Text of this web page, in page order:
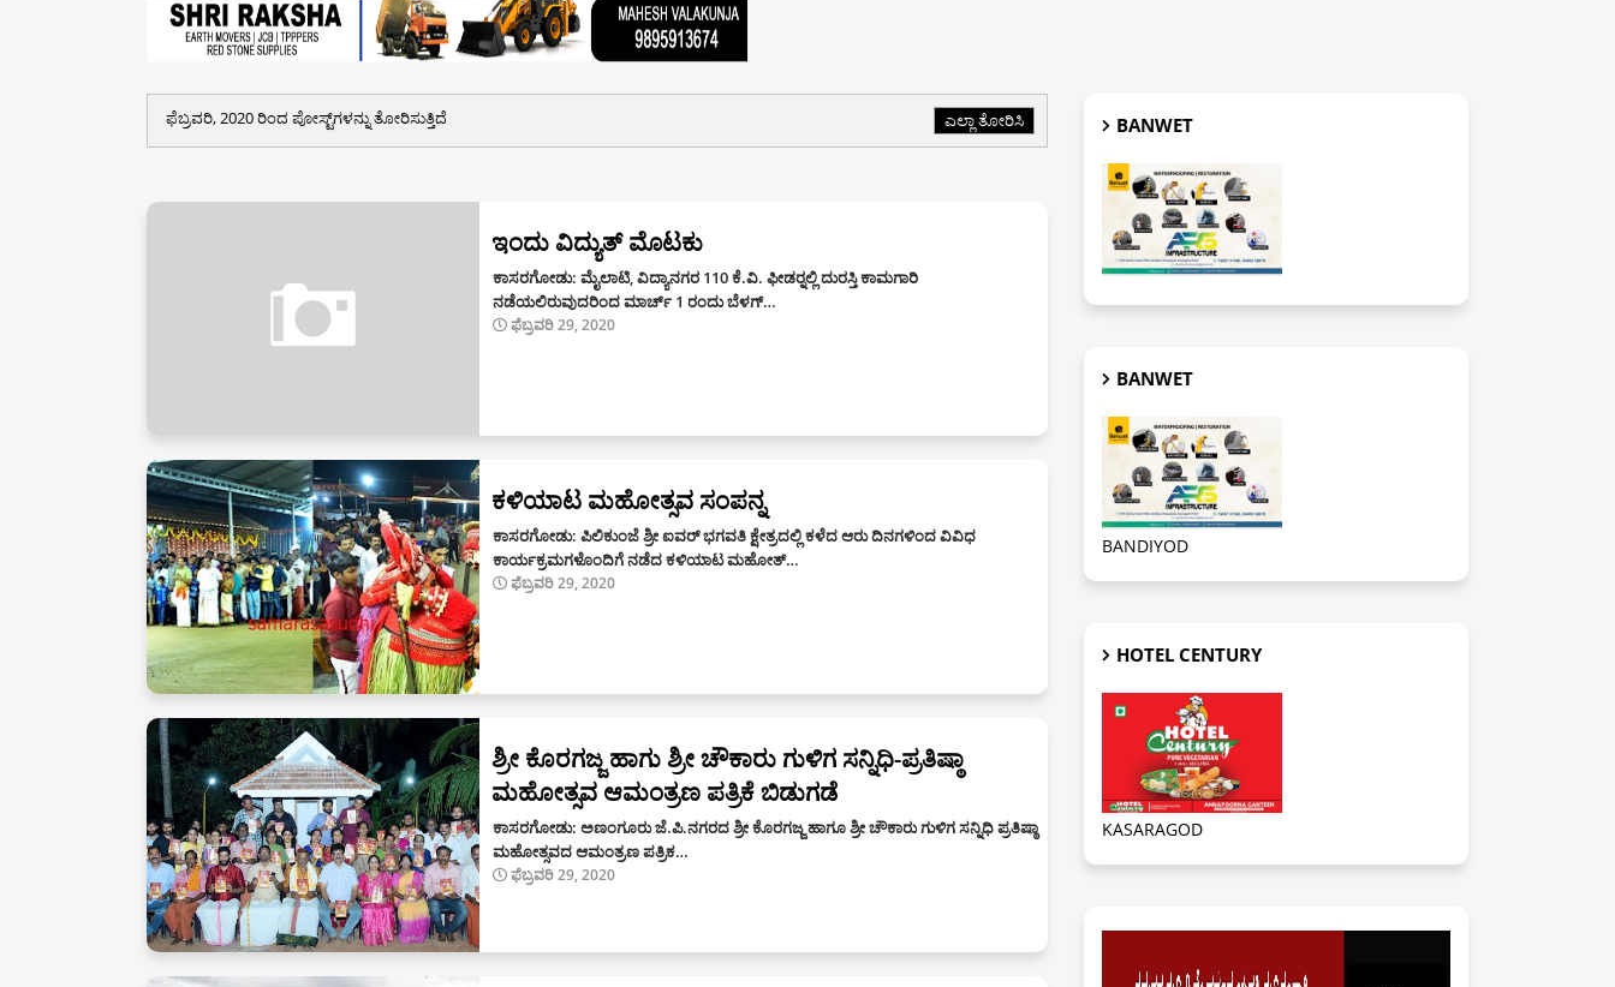
ಫೆಬ್ರವರಿ, 2020 ರಿಂದ ಪೋಸ್ಟ್‌ಗಳನ್ನು ತೋರಿಸುತ್ತಿದೆ ಎಲ್ಲಾ ತೋರಿಸಿ
ಇಂದು ವಿದ್ಯುತ್ ಮೊಟಕು
ಕಾಸರಗೋಡು: ಮೈಲಾಟಿ, ವಿದ್ಯಾನಗರ 110 ಕೆ.ವಿ. ಫೀಡರ್‍ನಲ್ಲಿ ದುರಸ್ತಿ ಕಾಮಗಾರಿ
ನಡೆಯಲಿರುವುದರಿಂದ ಮಾರ್ಚ್ 1 ರಂದು ಬೆಳಗ್…
ಫೆಬ್ರವರಿ 29, 2020
ಕಳಿಯಾಟ ಮಹೋತ್ಸವ ಸಂಪನ್ನ
ಕಾಸರಗೋಡು: ಪಿಲಿಕುಂಜೆ ಶ್ರೀ ಐವರ್ ಭಗವತಿ ಕ್ಷೇತ್ರದಲ್ಲಿ ಕಳೆದ ಆರು ದಿನಗಳಿಂದ ವಿವಿಧ
ಕಾರ್ಯಕ್ರಮಗಳೊಂದಿಗೆ ನಡೆದ ಕಳಿಯಾಟ ಮಹೋತ್…
ಫೆಬ್ರವರಿ 29, 2020
ಶ್ರೀ ಕೊರಗಜ್ಜ ಹಾಗು ಶ್ರೀ ಚೌಕಾರು ಗುಳಿಗ ಸನ್ನಿಧಿ-ಪ್ರತಿಷ್ಠಾ
ಮಹೋತ್ಸವ ಆಮಂತ್ರಣ ಪತ್ರಿಕೆ ಬಿಡುಗಡೆ
ಕಾಸರಗೋಡು: ಅಣಂಗೂರು ಜೆ.ಪಿ.ನಗರದ ಶ್ರೀ ಕೊರಗಜ್ಜ ಹಾಗೂ ಶ್ರೀ ಚೌಕಾರು ಗುಳಿಗ ಸನ್ನಿಧಿ ಪ್ರತಿಷ್ಠಾ
ಮಹೋತ್ಸವದ ಆಮಂತ್ರಣ ಪತ್ರಿಕ…
ಫೆಬ್ರವರಿ 29, 2020
BANWET
BANWET
BANDIYOD
HOTEL CENTURY
KASARAGOD